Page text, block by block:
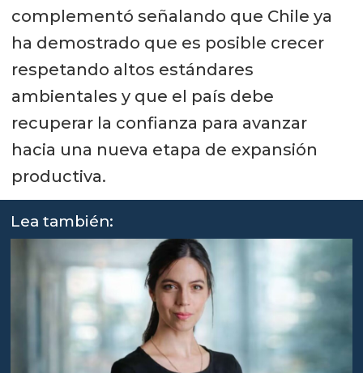
complementó señalando que Chile ya
ha demostrado que es posible crecer
respetando altos estándares
ambientales y que el país debe
recuperar la confianza para avanzar
hacia una nueva etapa de expansión
productiva.
Lea también: